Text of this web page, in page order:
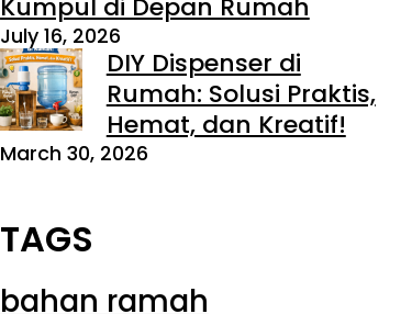
Kumpul di Depan Rumah
July 16, 2026
DIY Dispenser di
Rumah: Solusi Praktis,
Hemat, dan Kreatif!
March 30, 2026
TAGS
bahan ramah